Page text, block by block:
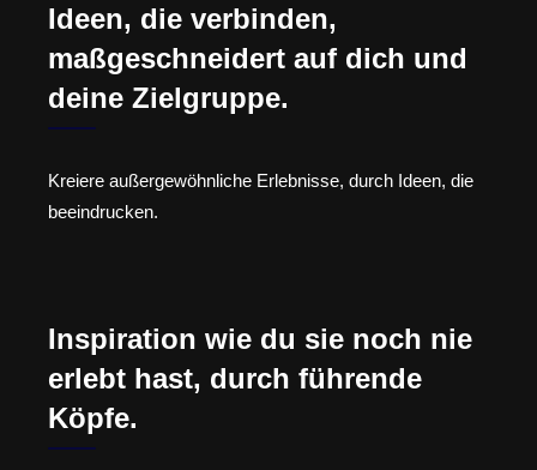
Ideen, die verbinden,
maßgeschneidert auf dich und
deine Zielgruppe.
Kreiere außergewöhnliche Erlebnisse, durch Ideen, die
beeindrucken.
Inspiration wie du sie noch nie
erlebt hast, durch führende
Köpfe.